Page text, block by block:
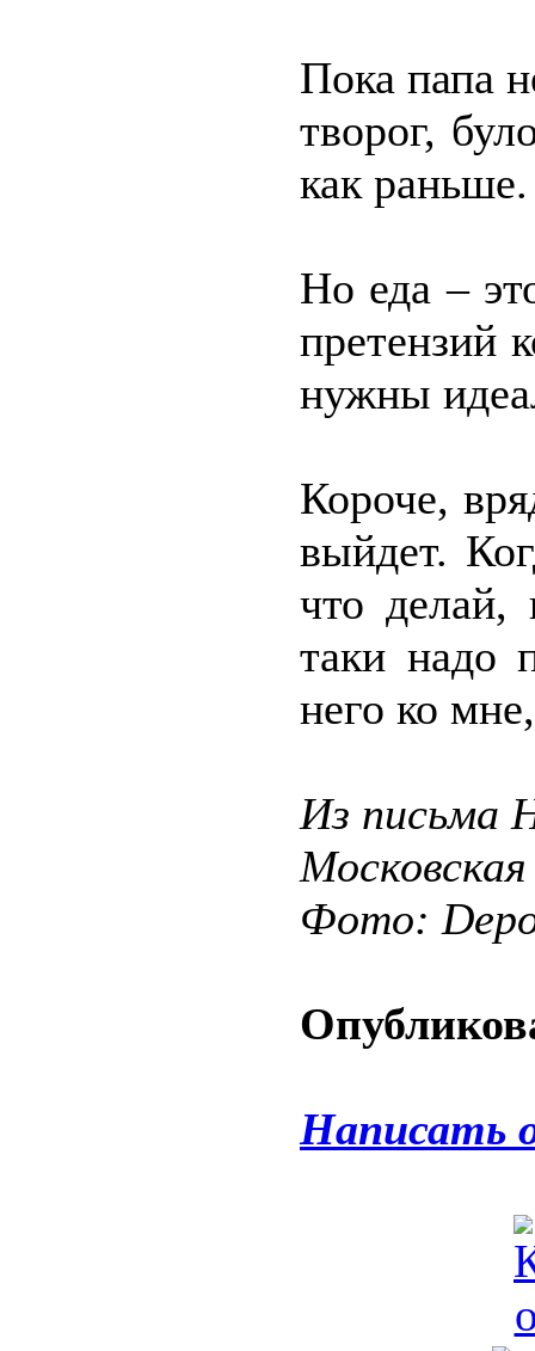
Пока папа
творог,
как раньше.
Но еда –
претензий
нужны
Короче,
выйдет.
что
таки надо
него ко
Из письма
Фото:
Написать